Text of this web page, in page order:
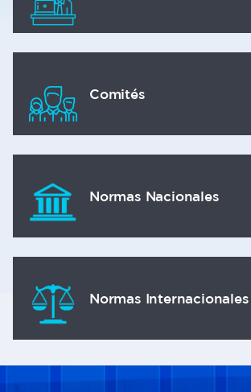
Comités
Normas Nacionales
Normas Internacionales